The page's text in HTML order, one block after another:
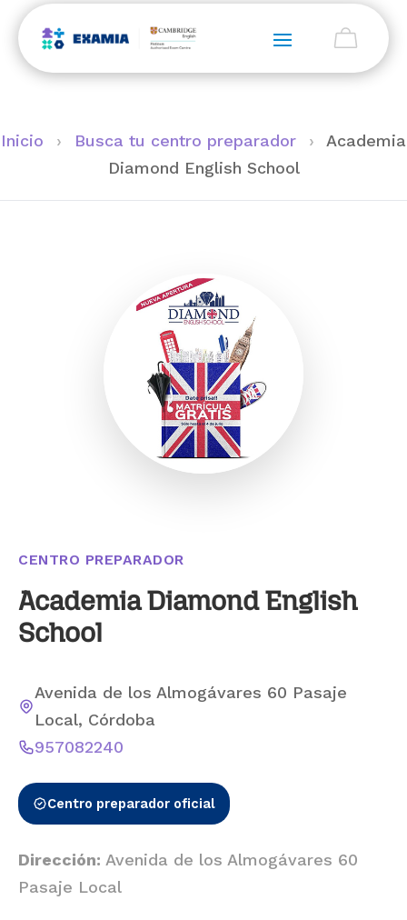
Inicio › Busca tu centro preparador ›
Academia
Diamond English School
CENTRO PREPARADOR
Academia Diamond English
School
Avenida de los Almogávares 60 Pasaje
Local, Córdoba
957082240
Centro preparador oficial
Dirección: Avenida de los Almogávares 60
Pasaje Local